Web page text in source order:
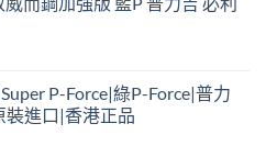
P-Force|綠P-Force|普力
進口|香港正品